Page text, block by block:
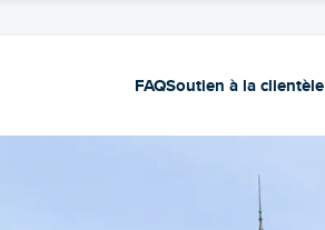
FAQSoutien à la clientèle